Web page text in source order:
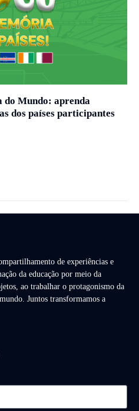
do Mundo: aprenda
dos países participantes
de experiências e
da educação por meio da
ao trabalhar o protagonismo da
Juntos transformamos a